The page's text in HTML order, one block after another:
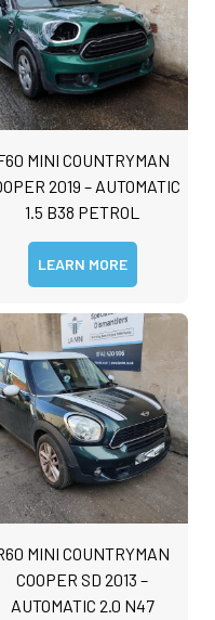
MINI COUNTRYMAN
2019 – AUTOMATIC
1.5 B38 PETROL
LEARN MORE
MINI COUNTRYMAN
COOPER SD 2013 –
AUTOMATIC 2.0 N47